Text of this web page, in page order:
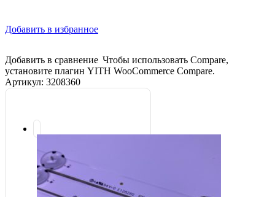
Добавить в избранное
Добавить в сравнение Чтобы использовать Compare,
установите плагин YITH WooCommerce Compare.
Артикул: 3208360